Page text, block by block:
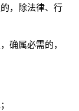
，除法律、行
确属必需的，